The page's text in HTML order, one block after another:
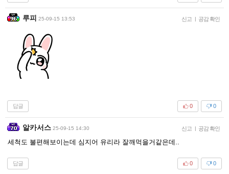
루피 25-09-15 13:53 신고 | 공감 확인
답글 0
0
알카서스 25-09-15 14:30 신고 | 공감 확인
세척도 불편해보이는데 심지어 유리라 잘깨먹을거같은데..
답글 0
0